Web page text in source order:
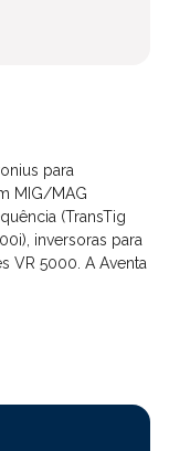
para
MIG/MAG
(TransTig
inversoras para
VR 5000. A Aventa